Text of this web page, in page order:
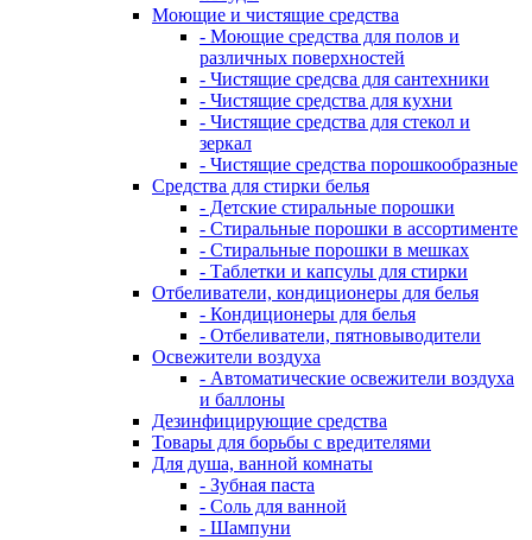
Моющие и чистящие средства
- Моющие средства для полов и
различных поверхностей
- Чистящие средсва для сантехники
- Чистящие средства для кухни
- Чистящие средства для стекол и
зеркал
- Чистящие средства порошкообразные
Средства для стирки белья
- Детские стиральные порошки
- Стиральные порошки в ассортименте
- Стиральные порошки в мешках
- Таблетки и капсулы для стирки
Отбеливатели, кондиционеры для белья
- Кондиционеры для белья
- Отбеливатели, пятновыводители
Освежители воздуха
- Автоматические освежители воздуха
и баллоны
Дезинфицирующие средства
Товары для борьбы с вредителями
Для душа, ванной комнаты
- Зубная паста
- Соль для ванной
- Шампуни